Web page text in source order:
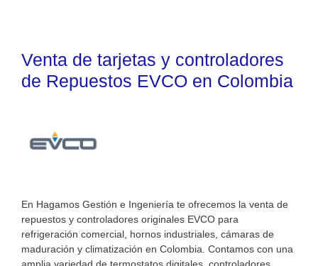
Venta de tarjetas y controladores
de Repuestos EVCO en Colombia
En Hagamos Gestión e Ingeniería te ofrecemos la venta de
repuestos y controladores originales EVCO para
refrigeración comercial, hornos industriales, cámaras de
maduración y climatización en Colombia. Contamos con una